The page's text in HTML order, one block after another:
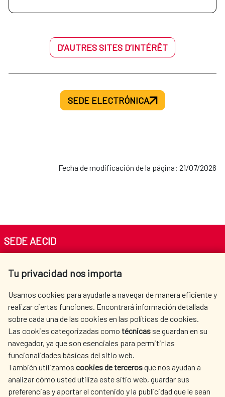
D’AUTRES SITES D’INTÉRÊT
SEDE ELECTRÓNICA
Fecha de modificación de la página: 21/07/2026
Tu privacidad nos importa
Usamos cookies para ayudarle a navegar de manera eficiente y
realizar ciertas funciones. Encontrará información detallada
sobre cada una de las cookies en las políticas de cookies.
Las cookies categorizadas como técnicas se guardan en su
navegador, ya que son esenciales para permitir las
funcionalidades básicas del sitio web.
También utilizamos cookies de tercerosque nos ayudan a
analizar cómo usted utiliza este sitio web, guardar sus
preferencias y aportar el contenido y la publicidad que le sean
SEDE AECID
Tel. +34 900 20 30 54​​​​​​​
AECID
OÙ NOUS COOPÉRONS
L'ACTION HUMANITAIRE
ESPAGNOLE
SALLE DE PRESSE
CULTURE ET SCIENCE BIBLIOTHÈQUE